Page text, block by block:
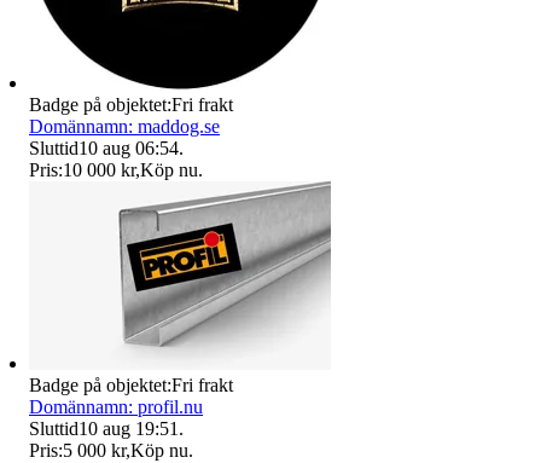
Badge på objektet:Fri frakt
Domännamn: maddog.se
Sluttid10 aug 06:54.
Pris:10 000 kr,Köp nu.
Badge på objektet:Fri frakt
Domännamn: profil.nu
Sluttid10 aug 19:51 .
Pris:5 000 kr,Köp nu.